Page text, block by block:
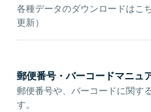
各種データのダウンロードはこ
更新）
郵便番号・バーコードマニュ
郵便番号や、バーコードに関す
す。